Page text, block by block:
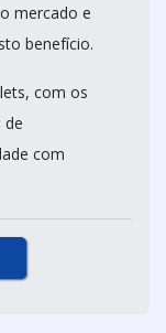
mercado e
benefício.
com os
de
com